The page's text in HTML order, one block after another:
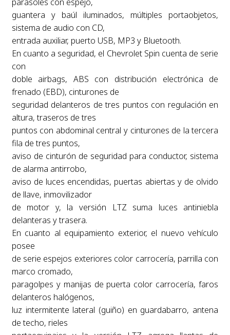
guantera y baúl iluminados, múltiples portaobjetos,
sistema de audio con CD,
entrada auxiliar, puerto USB, MP3 y Bluetooth.
En cuanto a seguridad, el Chevrolet Spin cuenta de serie
con
doble airbags, ABS con distribución electrónica de
frenado (EBD), cinturones de
seguridad delanteros de tres puntos con regulación en
altura, traseros de tres
puntos con abdominal central y cinturones de la tercera
fila de tres puntos,
aviso de cinturón de seguridad para conductor, sistema
de alarma antirrobo,
aviso de luces encendidas, puertas abiertas y de olvido
de llave, inmovilizador
de motor y, la versión LTZ suma luces antiniebla
delanteras y trasera.
En cuanto al equipamiento exterior, el nuevo vehículo
posee
de serie espejos exteriores color carrocería, parrilla con
marco cromado,
paragolpes y manijas de puerta color carrocería, faros
delanteros halógenos,
luz intermitente lateral (guiño) en guardabarro, antena
de techo, rieles